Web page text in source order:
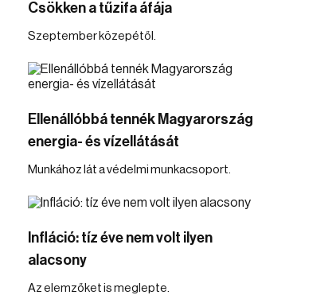
Csökken a tűzifa áfája
Szeptember közepétől.
Ellenállóbbá tennék Magyarország
energia- és vízellátását
Munkához lát a védelmi munkacsoport.
Infláció: tíz éve nem volt ilyen
alacsony
Az elemzőket is meglepte.